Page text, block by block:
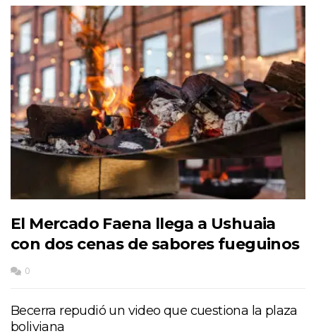
El Mercado Faena llega a Ushuaia
con dos cenas de sabores fueguinos
0
Becerra repudió un video que cuestiona la plaza
boliviana